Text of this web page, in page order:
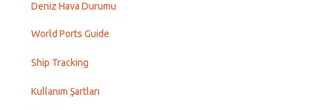
Deniz Hava Durumu
World Ports Guide
Ship Tracking
Kullanım Şartları